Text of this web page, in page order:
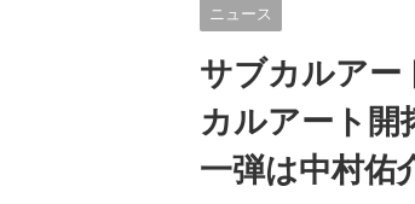
ニュース
サブカルアー
カルアート開
一弾は中村佑